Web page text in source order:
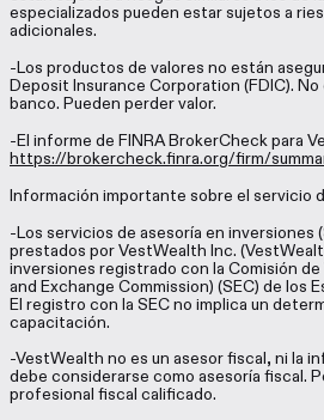
especializados pueden estar sujetos a
adicionales.
-Los productos de valores no están
Deposit Insurance Corporation (FDIC).
banco. Pueden perder valor.
-El informe de FINRA BrokerCheck para
https://brokercheck.finra.org/firm/
Información importante sobre el servicio
-Los servicios de asesoría en inversiones
prestados por VestWealth Inc.
inversiones registrado con la Comisión
and Exchange Commission) (SEC) de los
El registro con la SEC no implica un
capacitación.
-VestWealth no es un asesor fiscal, ni la
debe considerarse como asesoría fiscal.
profesional fiscal calificado.